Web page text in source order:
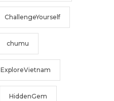
ChallengeYourself
chumu
ExploreVietnam
HiddenGem